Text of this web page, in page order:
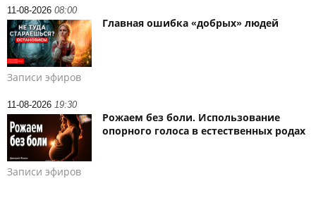
11-08-2026 08:00
Главная ошибка «добрых» людей
Записи эфиров
11-08-2026 19:30
Рожаем без боли. Использование
опорного голоса в естественных родах
Записи эфиров